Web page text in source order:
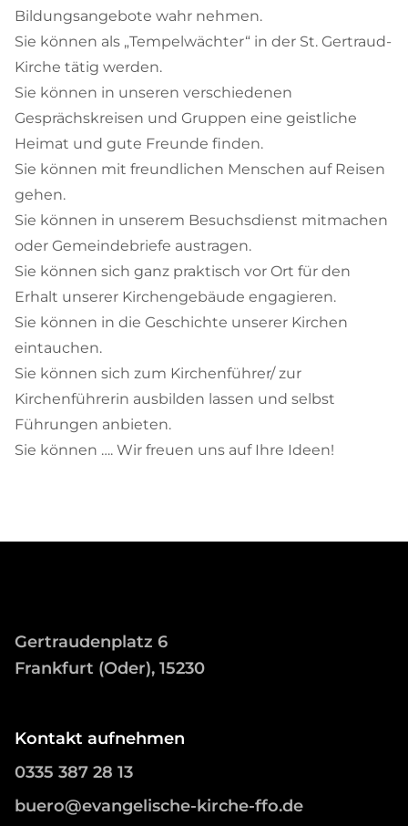
Bildungsangebote wahr nehmen.
Sie können als „Tempelwächter“ in der St. Gertraud-
Kirche tätig werden.
Sie können in unseren verschiedenen
Gesprächskreisen und Gruppen eine geistliche
Heimat und gute Freunde finden.
Sie können mit freundlichen Menschen auf Reisen
gehen.
Sie können in unserem Besuchsdienst mitmachen
oder Gemeindebriefe austragen.
Sie können sich ganz praktisch vor Ort für den
Erhalt unserer Kirchengebäude engagieren.
Sie können in die Geschichte unserer Kirchen
eintauchen.
Sie können sich zum Kirchenführer/ zur
Kirchenführerin ausbilden lassen und selbst
Führungen anbieten.
Sie können …. Wir freuen uns auf Ihre Ideen!
Gertraudenplatz 6
Frankfurt (Oder), 15230
Kontakt aufnehmen
0335 387 28 13
buero@evangelische-kirche-ffo.de